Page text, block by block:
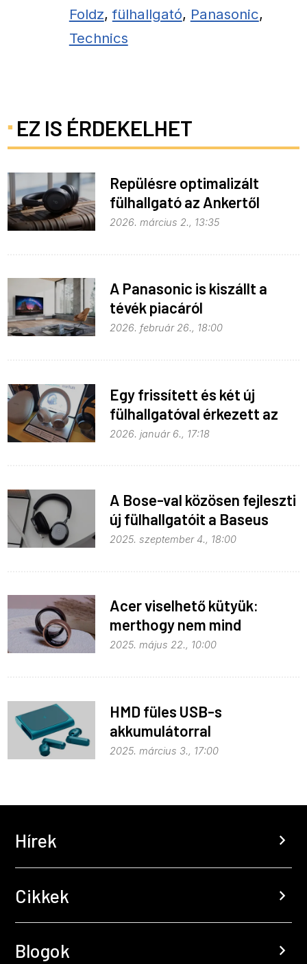
Foldz,fülhallgató, Panasonic,
Technics
EZ IS ÉRDEKELHET
Repülésre optimalizált
fülhallgató az Ankertől
2026. március 2., 13:35
A Panasonic is kiszállt a
tévék piacáról
2026. február 26., 18:00
Egy frissített és két új
fülhallgatóval érkezett az
EarFun
2026. január 6., 17:18
A Bose-val közösen fejleszti
új fülhallgatóit a Baseus
2025. szeptember 4., 18:00
Acer viselhető kütyük:
merthogy nem mind
notebook, ami AI
2025. május 22., 10:00
HMD füles USB-s
akkumulátorral
2025. március 3., 17:00
Hírek chevron_right
Cikkek chevron_right
Blogok chevron_right